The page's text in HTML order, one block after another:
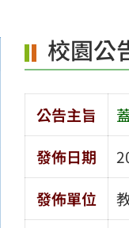
校園公
公告主旨
發佈日期
發佈單位